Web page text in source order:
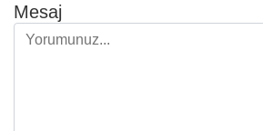
Mesaj